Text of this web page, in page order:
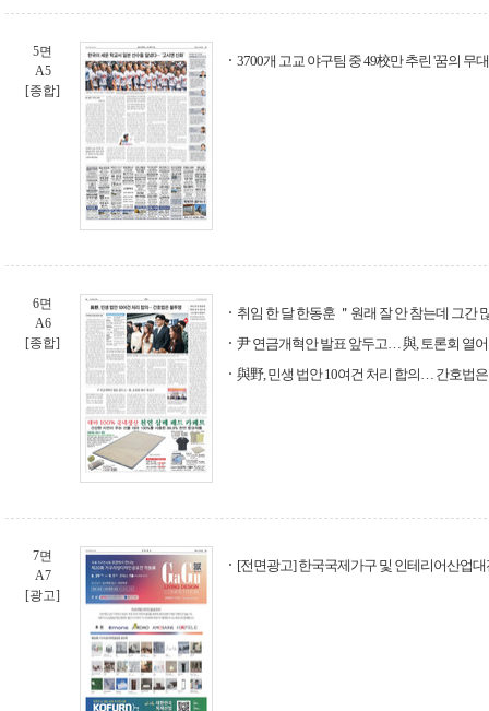
5면
A5
[종합]
3700개 고교 야구팀 중 49校만 추린 '꿈의 무
6면
A6
[종합]
취임 한 달 한동훈 ＂원래 잘 안 참는데 그간
尹 연금개혁안 발표 앞두고… 與, 토론회 열어
與野, 민생 법안 10여건 처리 합의… 간호법
7면
A7
[광고]
[전면광고] 한국국제가구 및 인테리어산업대